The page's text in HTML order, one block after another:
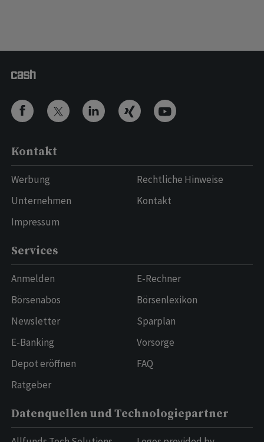
Kontakt
Werbung
Unternehmen
Impressum
Rechtliche Hinweise
Kontakt
Services
Anmelden
Börsenabos
Newsletter
E-Banking
Depot eröffnen
Ratgeber
E-Rechner
Börsenlexikon
Sparplan
Vorsorge
FAQ
Datenquellen und Technologiepartner